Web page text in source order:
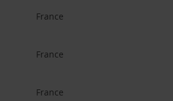
France
France
France